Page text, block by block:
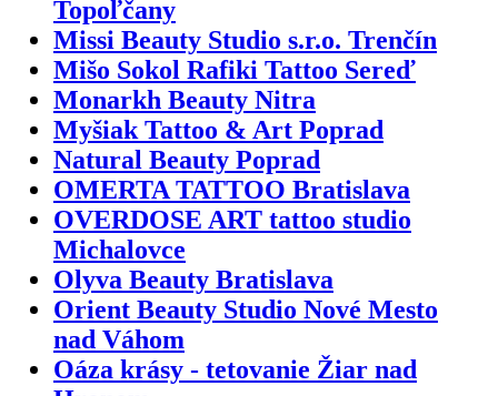
Topoľčany
Missi Beauty Studio s.r.o. Trenčín
Mišo Sokol Rafiki Tattoo Sereď
Monarkh Beauty Nitra
Myšiak Tattoo & Art Poprad
Natural Beauty Poprad
OMERTA TATTOO Bratislava
OVERDOSE ART tattoo studio
Michalovce
Olyva Beauty Bratislava
Orient Beauty Studio Nové Mesto
nad Váhom
Oáza krásy - tetovanie Žiar nad